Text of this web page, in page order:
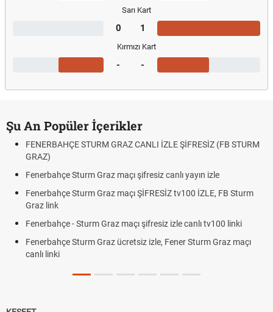
Sarı Kart
0 1
Kırmızı Kart
- -
Şu An Popüler İçerikler
FENERBAHÇE STURM GRAZ CANLI İZLE ŞİFRESİZ (FB STURM
GRAZ)
Fenerbahçe Sturm Graz maçı şifresiz canlı yayın izle
Fenerbahçe Sturm Graz maçı ŞİFRESİZ tv100 İZLE, FB Sturm
Graz link
Fenerbahçe - Sturm Graz maçı şifresiz izle canlı tv100 linki
Fenerbahçe Sturm Graz ücretsiz izle, Fener Sturm Graz maçı
canlı linki